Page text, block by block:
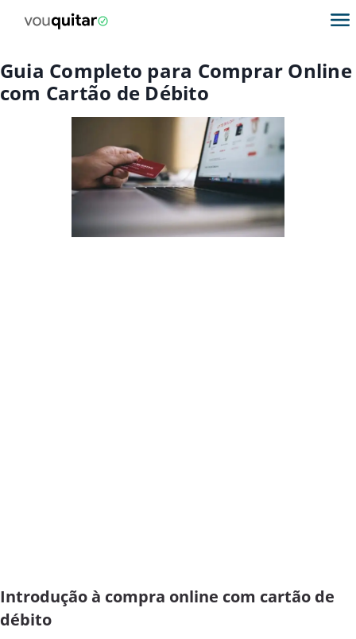
Guia Completo para Comprar Online
com Cartão de Débito
Introdução à compra online com cartão de
débito